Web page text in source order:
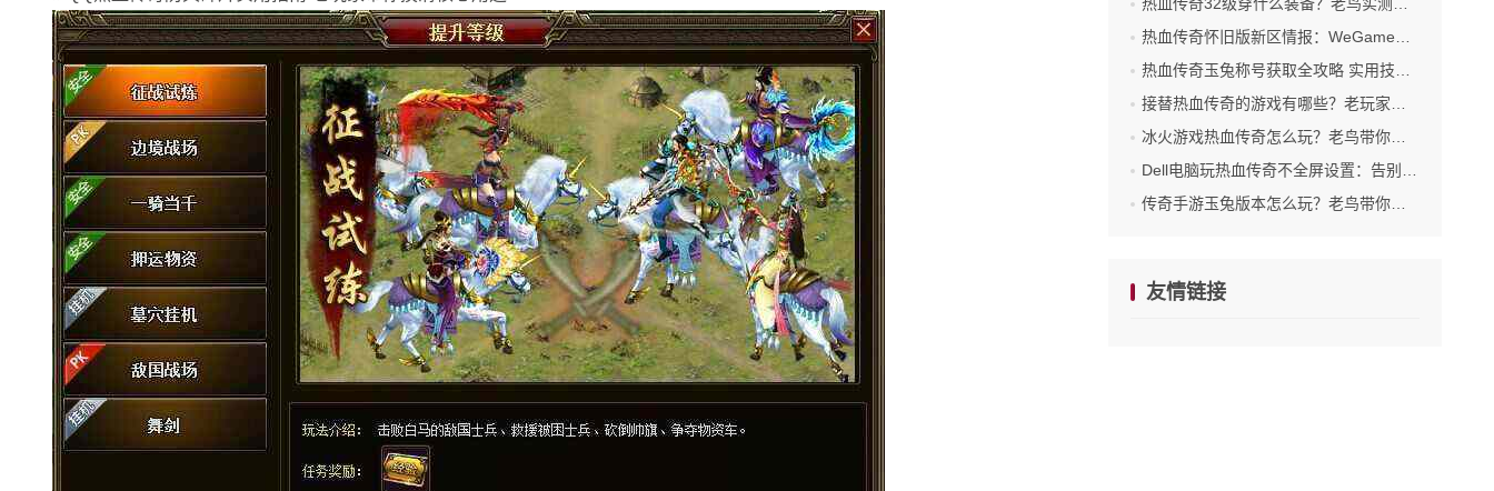
热血传奇怀旧版新区情报：WeGame玩家必知的开服信号与备战指南
热血传奇玉兔称号获取全攻略 实用技巧助你轻松解锁
接替热血传奇的游戏有哪些？老玩家实测推荐
冰火游戏热血传奇怎么玩？老鸟带你从新手到沙城的进阶之路
Dell电脑玩热血传奇不全屏设置：告别卡顿与误触的实用技巧
传奇手游玉兔版本怎么玩？老鸟带你摸透升级打宝全套路
友情链接